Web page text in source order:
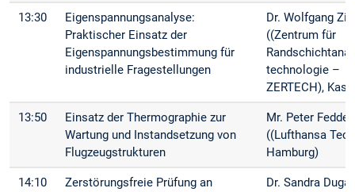
13:30
Eigenspannungsanalyse:
Praktischer Einsatz der
Eigenspannungsbestimmung für
industrielle Fragestellungen
Dr. Wolfgang
((Zentrum für
technologie –
ZERTECH),
13:50
Einsatz der Thermographie zur
Wartung und Instandsetzung von
Flugzeugstrukturen
Mr. Peter
((Lufthansa
Hamburg)
14:10
Zerstörungsfreie Prüfung an
Dr. Sandra